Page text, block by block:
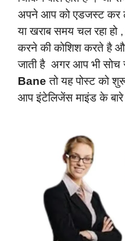
अपने आप को एडजस्ट कर
या खराब समय चल रहा हो
करने की कोशिश करते है
जाती है अगर आप भी सोच
Baneतो यह पोस्ट को
आप इंटेलिजेंस माइंड के